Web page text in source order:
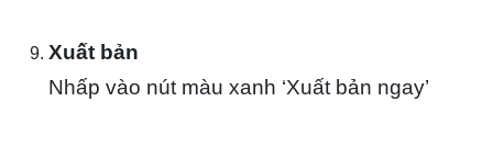
Xuất bản
Nhấp vào nút màu xanh ‘Xuất bản ngay’